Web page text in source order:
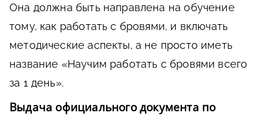
Она должна быть направлена на обучение
тому, как работать с бровями, и включать
методические аспекты, а не просто иметь
название «Научим работать с бровями всего
за 1 день».
Выдача официального документа по